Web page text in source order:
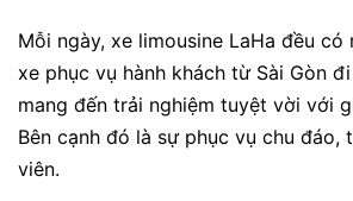
Mỗi ngày, xe limousine LaHa đều có
xe phục vụ hành khách từ Sài Gòn
mang đến trải nghiệm tuyệt vời với
Bên cạnh đó là sự phục vụ chu đáo,
viên.